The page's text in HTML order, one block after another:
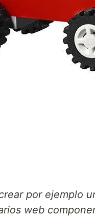
por ejemplo
web